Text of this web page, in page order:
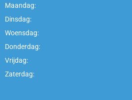
Maandag:
Dinsdag:
Woensdag:
Donderdag:
Vrijdag:
Zaterdag: